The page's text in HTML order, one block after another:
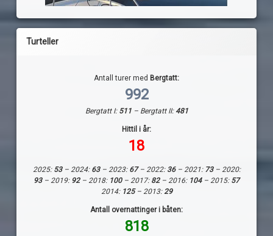
Turteller
Antall turer med Bergtatt:
992
Bergtatt I: 511 – Bergtatt II:481
Hittil i år:
18
2025: 53– 2024:63– 2023: 67– 2022: 36– 2021: 73– 2020:
93– 2019: 92– 2018: 100 – 2017: 82– 2016: 104– 2015: 57
2014: 125– 2013:29
Antall overnattinger i båten:
818